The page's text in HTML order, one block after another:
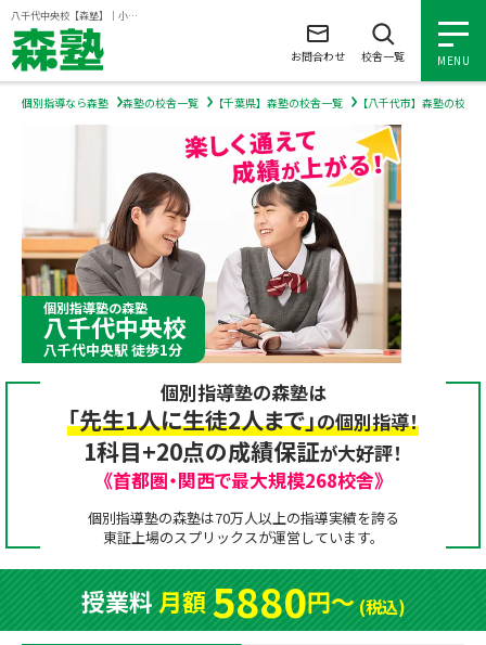
八千代中央校【森塾】｜小学生・中学生・高校生の個別指導塾・学習塾
MENU
小学生の個別指導
中学生の個別指導
高校生の個別指導
森塾を知る
森塾を知る トップ
森塾の想い
成績アップをかなえる！森塾メソッド
森塾の授業料について
子と親のお悩み別！なぜ？どうして？森塾！
入塾について
入塾について トップ
塾の選び方
入塾までの流れ
無料体験授業について
よくあるご質問
お電話はこちら
0120-602-607
お問合わせ 校舎一覧
個別指導なら森塾 森塾の校舎一覧 【千葉県】森塾の校舎一覧 【八千代市】森塾の校舎
個別指導塾の森塾
八千代中央校
八千代中央駅 徒歩1分
個別指導塾の森塾は
「先生1人に生徒2人まで」の個別指導！
1科目+20点の成績保証が大好評！
《首都圏・関西で最大規模268校舎》
個別指導塾の森塾は70万人以上の指導実績を誇る
東証上場のスプリックスが運営しています。
授業料月額5880円〜(税込)